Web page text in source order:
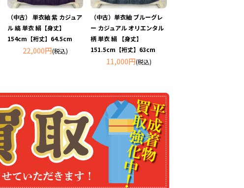
（中古） 単衣紬 紫 カジュア
ル 縞 単衣 絹【身丈】
154cm【裄丈】64.5cm
22,000円(税込)
（中古）単衣紬 ブルーグレ
ー カジュアル オリエンタル
柄 単衣 絹 【身丈】
151.5cm【裄丈】63cm
11,000円(税込)